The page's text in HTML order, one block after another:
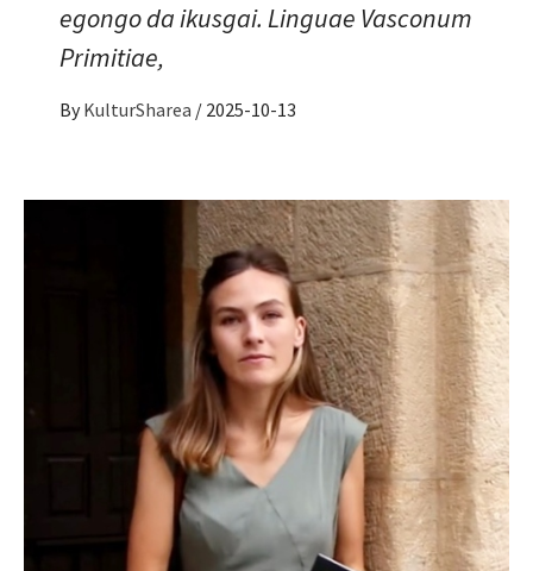
egongo da ikusgai. Linguae Vasconum
Primitiae,
By KulturSharea / 2025-10-13